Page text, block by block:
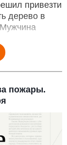
привезти
дерево в
пожары.